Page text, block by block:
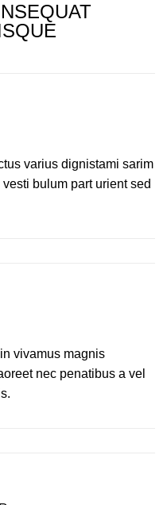
varius dignistami sarim
bulum part urient sed
vivamus magnis
nec penatibus a vel